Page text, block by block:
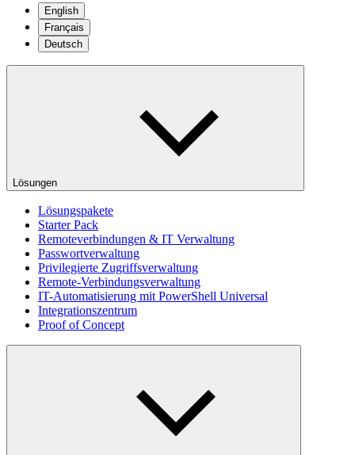
English
Français
Deutsch
Lösungen
Lösungspakete
Starter Pack
Remoteverbindungen & IT Verwaltung
Passwortverwaltung
Privilegierte Zugriffsverwaltung
Remote-Verbindungsverwaltung
IT-Automatisierung mit PowerShell Universal
Integrationszentrum
Proof of Concept